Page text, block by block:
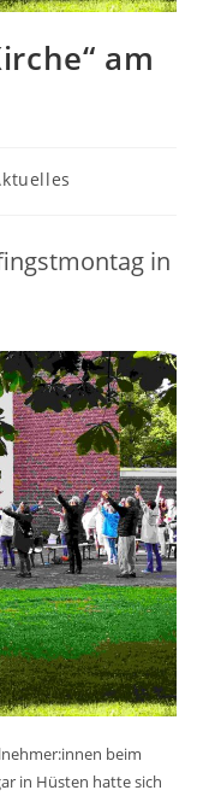
am
in
beim
in Hüsten hatte sich